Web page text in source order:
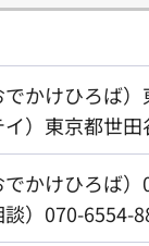
でかけひろば
イ）東京都世
でかけひろば
）070-6554-